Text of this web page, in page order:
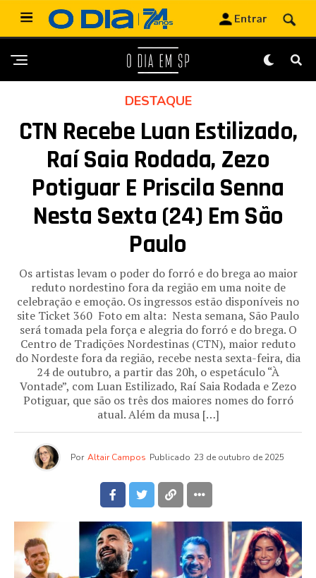
DESTAQUE
CTN Recebe Luan Estilizado,
Raí Saia Rodada, Zezo
Potiguar E Priscila Senna
Nesta Sexta (24) Em São
Paulo
Os artistas levam o poder do forró e do brega ao maior
reduto nordestino fora da região em uma noite de
celebração e emoção. Os ingressos estão disponíveis no
site Ticket 360 Foto em alta: Nesta semana, São Paulo
será tomada pela força e alegria do forró e do brega. O
Centro de Tradições Nordestinas (CTN), maior reduto
do Nordeste fora da região, recebe nesta sexta-feira, dia
24 de outubro, a partir das 20h, o espetáculo “À
Vontade”, com Luan Estilizado, Raí Saia Rodada e Zezo
Potiguar, que são os três dos maiores nomes do forró
atual. Além da musa […]
Por Altair Campos Publicado 23 de outubro de 2025